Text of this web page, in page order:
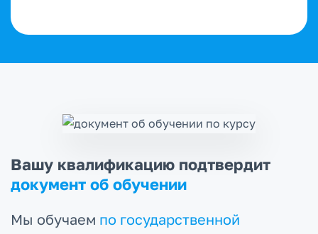
Вашу квалификацию подтвердит
документ об обучении
Мы обучаем по государственной